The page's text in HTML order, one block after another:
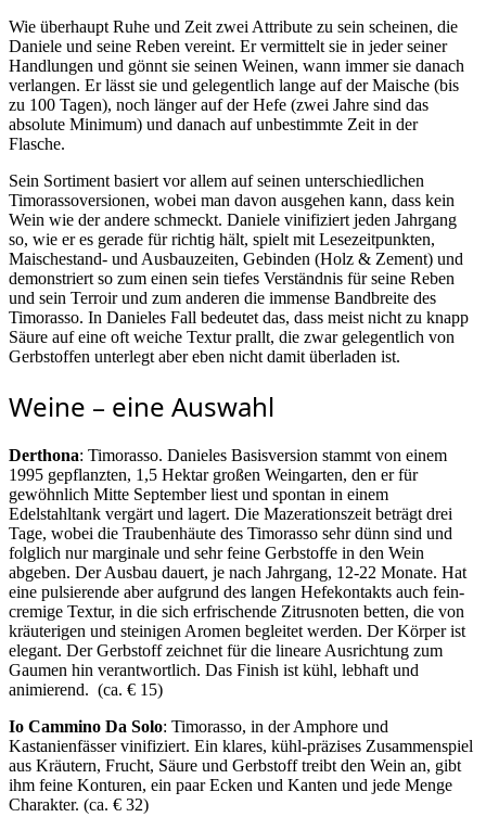
Wie überhaupt Ruhe und Zeit zwei Attribute zu sein scheinen, die
Daniele und seine Reben vereint. Er vermittelt sie in jeder seiner
Handlungen und gönnt sie seinen Weinen, wann immer sie danach
verlangen. Er lässt sie und gelegentlich lange auf der Maische (bis
zu 100 Tagen), noch länger auf der Hefe (zwei Jahre sind das
absolute Minimum) und danach auf unbestimmte Zeit in der
Flasche.
Sein Sortiment basiert vor allem auf seinen unterschiedlichen
Timorassoversionen, wobei man davon ausgehen kann, dass kein
Wein wie der andere schmeckt. Daniele vinifiziert jeden Jahrgang
so, wie er es gerade für richtig hält, spielt mit Lesezeitpunkten,
Maischestand- und Ausbauzeiten, Gebinden (Holz & Zement) und
demonstriert so zum einen sein tiefes Verständnis für seine Reben
und sein Terroir und zum anderen die immense Bandbreite des
Timorasso. In Danieles Fall bedeutet das, dass meist nicht zu knapp
Säure auf eine oft weiche Textur prallt, die zwar gelegentlich von
Gerbstoffen unterlegt aber eben nicht damit überladen ist.
Weine – eine Auswahl
Derthona: Timorasso. Danieles Basisversion stammt von einem
1995 gepflanzten, 1,5 Hektar großen Weingarten, den er für
gewöhnlich Mitte September liest und spontan in einem
Edelstahltank vergärt und lagert. Die Mazerationszeit beträgt drei
Tage, wobei die Traubenhäute des Timorasso sehr dünn sind und
folglich nur marginale und sehr feine Gerbstoffe in den Wein
abgeben. Der Ausbau dauert, je nach Jahrgang, 12-22 Monate. Hat
eine pulsierende aber aufgrund des langen Hefekontakts auch fein-
cremige Textur, in die sich erfrischende Zitrusnoten betten, die von
kräuterigen und steinigen Aromen begleitet werden. Der Körper ist
elegant. Der Gerbstoff zeichnet für die lineare Ausrichtung zum
Gaumen hin verantwortlich. Das Finish ist kühl, lebhaft und
animierend. (ca. € 15)
Io Cammino Da Solo: Timorasso, in der Amphore und
Kastanienfässer vinifiziert. Ein klares, kühl-präzises Zusammenspiel
aus Kräutern, Frucht, Säure und Gerbstoff treibt den Wein an, gibt
ihm feine Konturen, ein paar Ecken und Kanten und jede Menge
Charakter. (ca. € 32)